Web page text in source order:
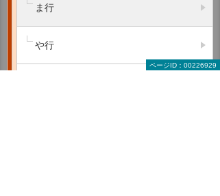
ページID：00226929
ま行
や行